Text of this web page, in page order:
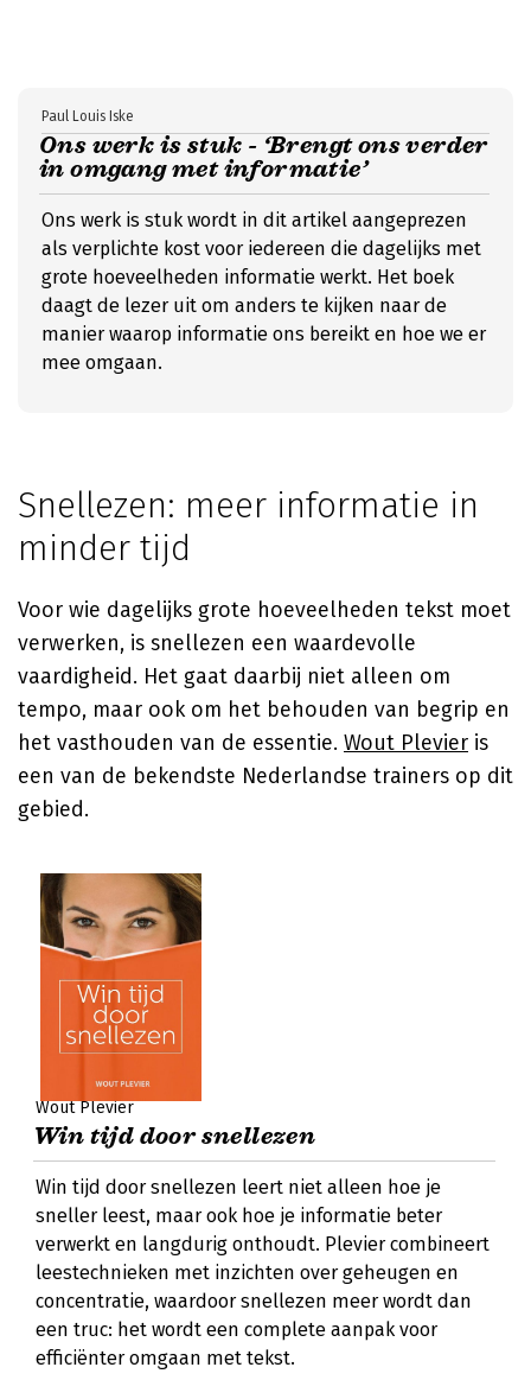
Ons werk is stuk - ‘Brengt ons verder
in omgang met informatie’
Paul Louis Iske
Ons werk is stuk wordt in dit artikel aangeprezen
als verplichte kost voor iedereen die dagelijks met
grote hoeveelheden informatie werkt. Het boek
daagt de lezer uit om anders te kijken naar de
manier waarop informatie ons bereikt en hoe we er
mee omgaan.
Snellezen: meer informatie in
minder tijd
Voor wie dagelijks grote hoeveelheden tekst moet
verwerken, is snellezen een waardevolle
vaardigheid. Het gaat daarbij niet alleen om
tempo, maar ook om het behouden van begrip en
het vasthouden van de essentie. Wout Plevier is
een van de bekendste Nederlandse trainers op dit
gebied.
Wout Plevier
Win tijd door snellezen
Win tijd door snellezen leert niet alleen hoe je
sneller leest, maar ook hoe je informatie beter
verwerkt en langdurig onthoudt. Plevier combineert
leestechnieken met inzichten over geheugen en
concentratie, waardoor snellezen meer wordt dan
een truc: het wordt een complete aanpak voor
efficiënter omgaan met tekst.